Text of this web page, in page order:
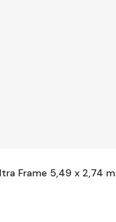
Frame 5,49 x 2,74 m